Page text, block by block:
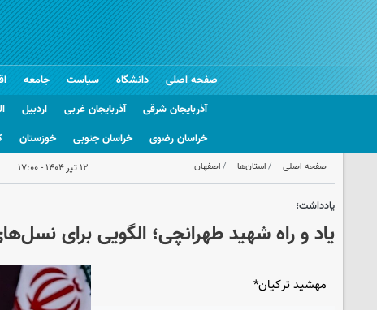
صفحه اصلی دانشگاه سیاست جامعه
آذربایجان شرقی
آذربایجان غربی اردبیل
خراسان رضوی
خراسان جنوبی خوزستان
صفحه اصلی استان‌ها اصفهان ۱۲ تیر ۱۴۰۴ - ۱۷:۰۰
یادداشت؛
یاد و راه شهید طهرانچی؛ الگویی برای
مهشید ترکیان*